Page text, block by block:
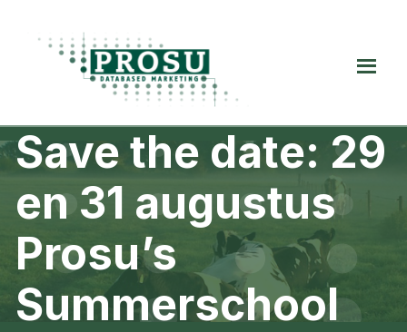
hoofdnavigatie
voettekst
Prosu
Databased
Marketing
Save the date: 29
en 31 augustus
Prosu’s
Summerschool